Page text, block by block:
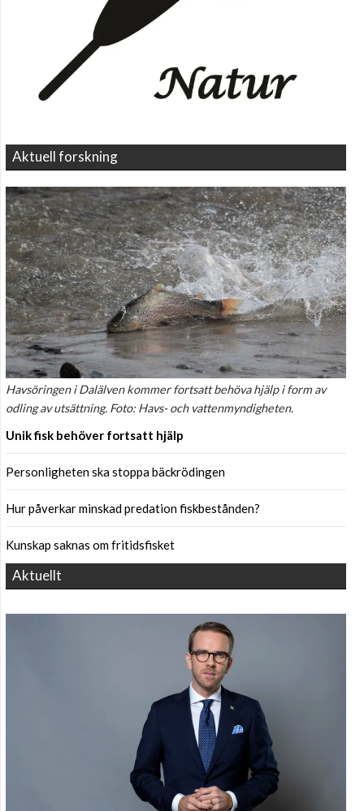
Aktuell forskning
Havsöringen i Dalälven kommer fortsatt behöva hjälp i form av
odling av utsättning. Foto: Havs- och vattenmyndigheten.
Unik fisk behöver fortsatt hjälp
Personligheten ska stoppa bäckrödingen
Hur påverkar minskad predation fiskbestånden?
Kunskap saknas om fritidsfisket
Aktuellt